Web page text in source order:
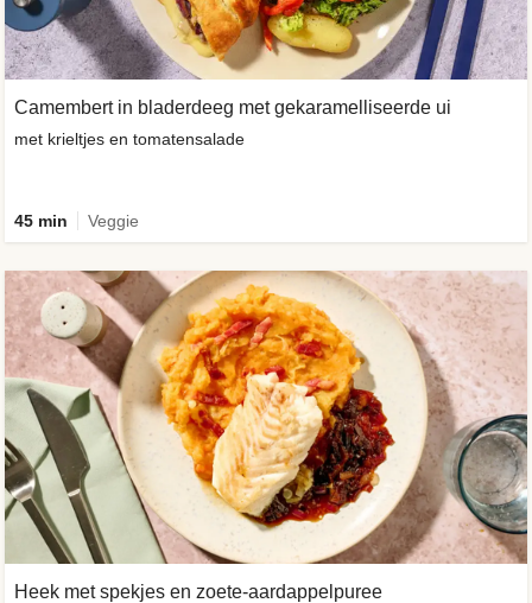
Heek met spekjes en zoete-aardappelpuree
Camembert in bladerdeeg met gekaramelliseerde ui
met krieltjes en tomatensalade
45 min Veggie